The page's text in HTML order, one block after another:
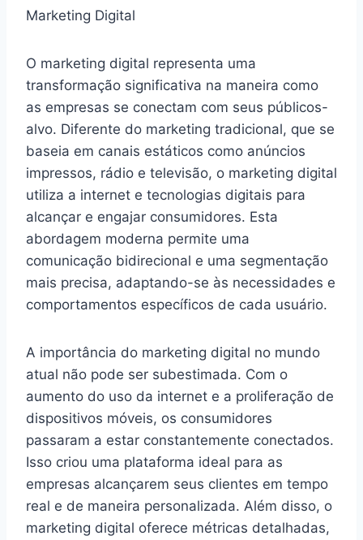
Marketing Digital
O marketing digital representa uma
transformação significativa na maneira como
as empresas se conectam com seus públicos-
alvo. Diferente do marketing tradicional, que se
baseia em canais estáticos como anúncios
impressos, rádio e televisão, o marketing digital
utiliza a internet e tecnologias digitais para
alcançar e engajar consumidores. Esta
abordagem moderna permite uma
comunicação bidirecional e uma segmentação
mais precisa, adaptando-se às necessidades e
comportamentos específicos de cada usuário.
A importância do marketing digital no mundo
atual não pode ser subestimada. Com o
aumento do uso da internet e a proliferação de
dispositivos móveis, os consumidores
passaram a estar constantemente conectados.
Isso criou uma plataforma ideal para as
empresas alcançarem seus clientes em tempo
real e de maneira personalizada. Além disso, o
marketing digital oferece métricas detalhadas,